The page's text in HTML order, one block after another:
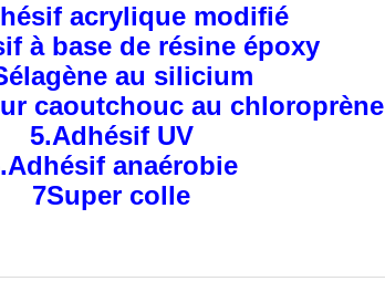
acrylique modifié
à base de résine époxy
au silicium
caoutchouc au chloroprène
5.Adhésif UV
anaérobie
7Super colle